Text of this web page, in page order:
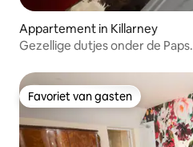
Appartement in Killarney
Gezellige dutjes onder de Paps.
Favoriet van gasten
Favoriet van gasten